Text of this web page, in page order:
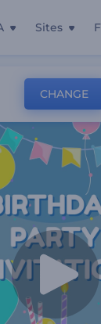
Sites
CHANGE